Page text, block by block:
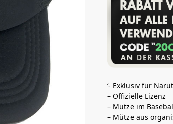
‘- Exklusiv für
– Offizielle Lizenz
– Mütze im
– Mütze aus